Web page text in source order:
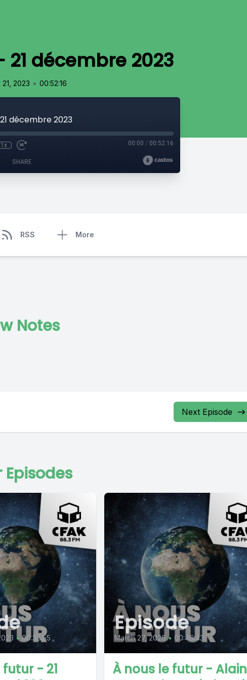
décembre 2023
2023 • 00:52:16
décembre 2023
1x 00:00 / 00:52:16
SHARE
RSS More
Notes
Next Episode
Episodes
• 00:38:55
- 21
Episode
March 27, 2026 • 00:46:43
À nous le futur - Alain